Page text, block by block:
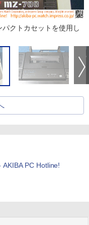
クトカセットを使用し
AKIBA PC Hotline!